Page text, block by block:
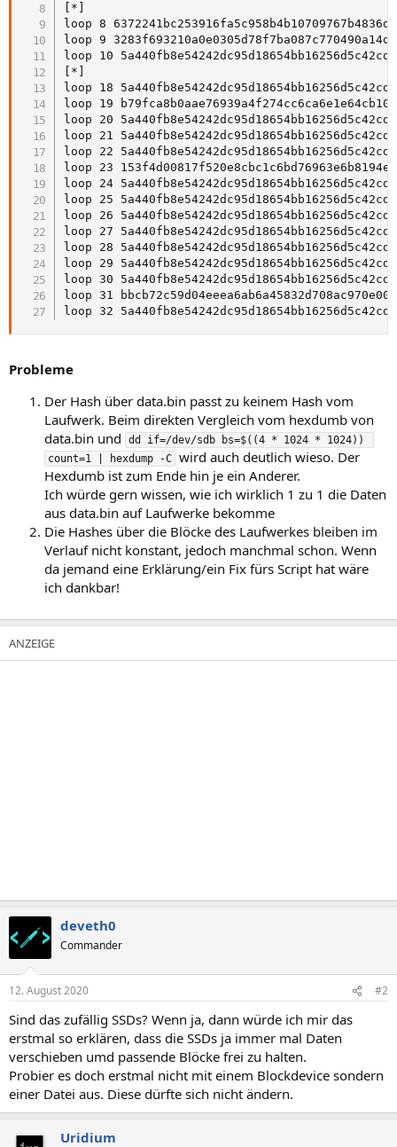
[*]
loop 8
loop 9
loop 10
[*]
loop 18
loop 19
loop 20
loop 21
loop 22
loop 23
loop 24
loop 25
loop 26
loop 27
loop 28
loop 29
loop 30
loop 31
loop 32
Probleme
Der Hash über data.bin passt zu keinem Hash vom
Laufwerk. Beim direkten Vergleich vom hexdumb von
data.bin und
dd if=/dev/sdb bs=$((4 * 1024 * 1024))
count=1 | hexdump -C wird auch deutlich wieso. Der
Hexdumb ist zum Ende hin je ein Anderer.
Ich würde gern wissen, wie ich wirklich 1 zu 1 die Daten
aus data.bin auf Laufwerke bekomme
Die Hashes über die Blöcke des Laufwerkes bleiben im
Verlauf nicht konstant, jedoch manchmal schon. Wenn
da jemand eine Erklärung/ein Fix fürs Script hat wäre
ich dankbar!
deveth0
Commander
12. August 2020 #2
Sind das zufällig SSDs? Wenn ja, dann würde ich mir das
erstmal so erklären, dass die SSDs ja immer mal Daten
verschieben umd passende Blöcke frei zu halten.
Probier es doch erstmal nicht mit einem Blockdevice sondern
einer Datei aus. Diese dürfte sich nicht ändern.
Uridium